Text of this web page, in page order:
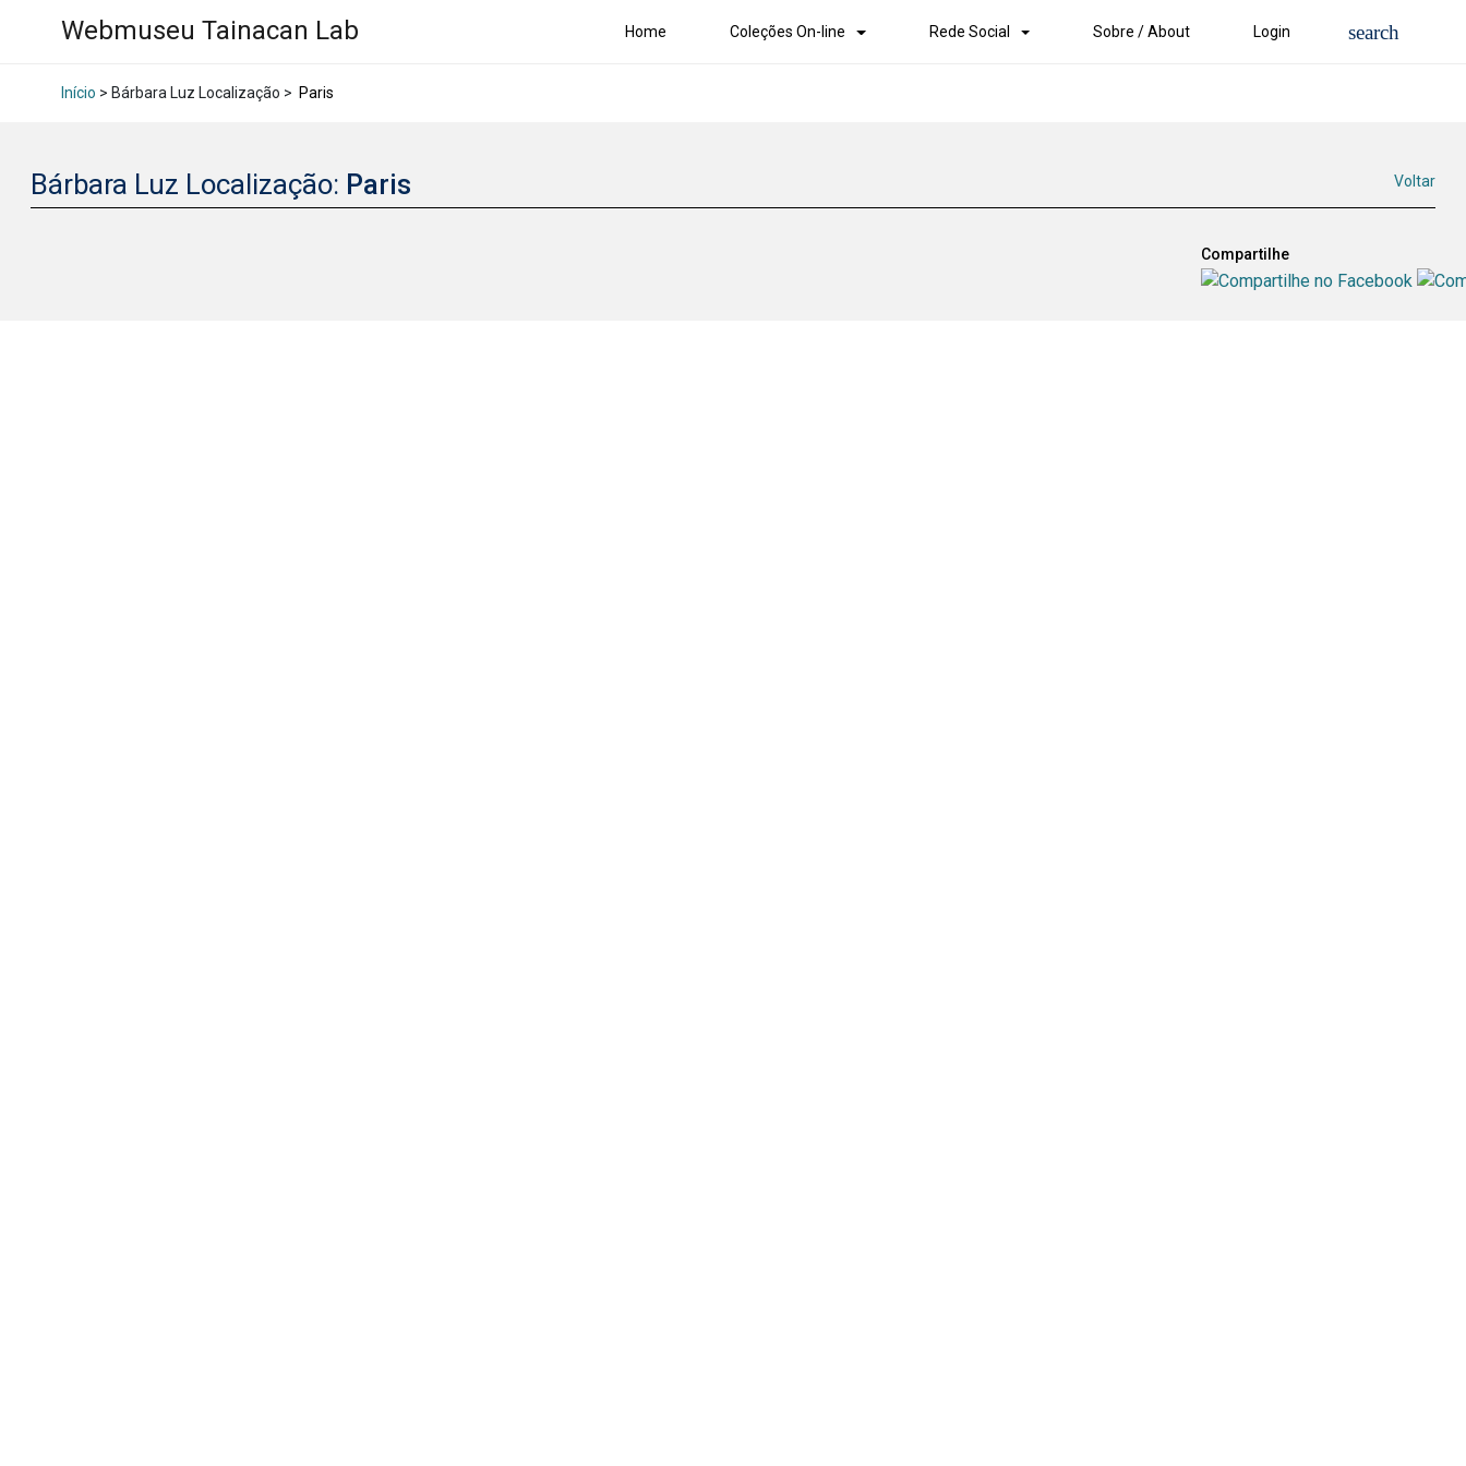
Webmuseu Tainacan Lab Home Coleções On-line Rede Social Sobre / About Login
Início > Bárbara Luz Localização > Paris
Bárbara Luz Localização: Paris Voltar
Compartilhe